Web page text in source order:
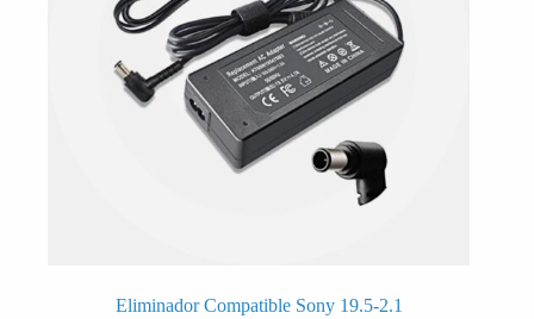
Eliminador Compatible Sony 19.5-2.1